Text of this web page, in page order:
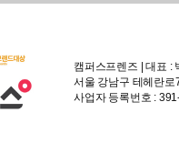
캠퍼스프렌즈 | 대표 :
서울 강남구 테헤란
사업자 등록번호 :